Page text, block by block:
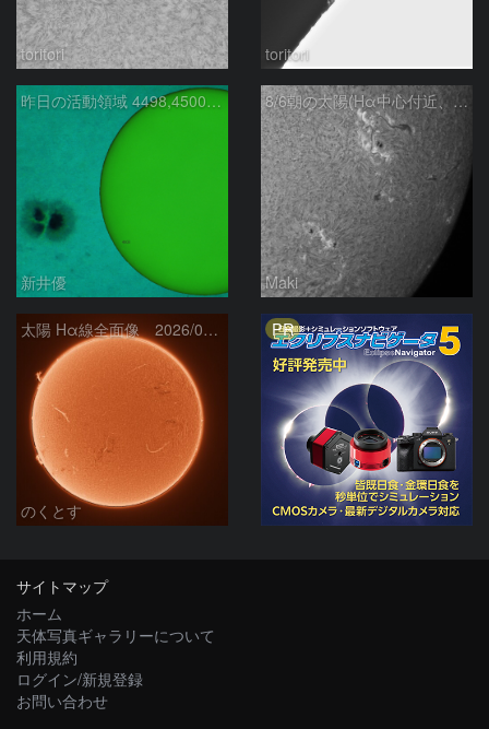
toritori toritori
昨日の活動領域 4498,4500：2026/08/05
新井優
8/6朝の太陽(Hα中心付近、4498、4502付近)
Maki
太陽 Hα線全面像 2026/08/06
のくとす
PR
サイトマップ
ホーム
天体写真ギャラリーについて
利用規約
ログイン/新規登録
お問い合わせ